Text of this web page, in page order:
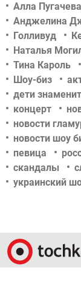
Алла Пугачева
Анджелина
Голливуд
Наталья
Тина Кароль
Шоу-биз
дети
концерт
новости
новости шоу
певица
скандалы
украинский